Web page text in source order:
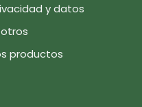
y datos
productos